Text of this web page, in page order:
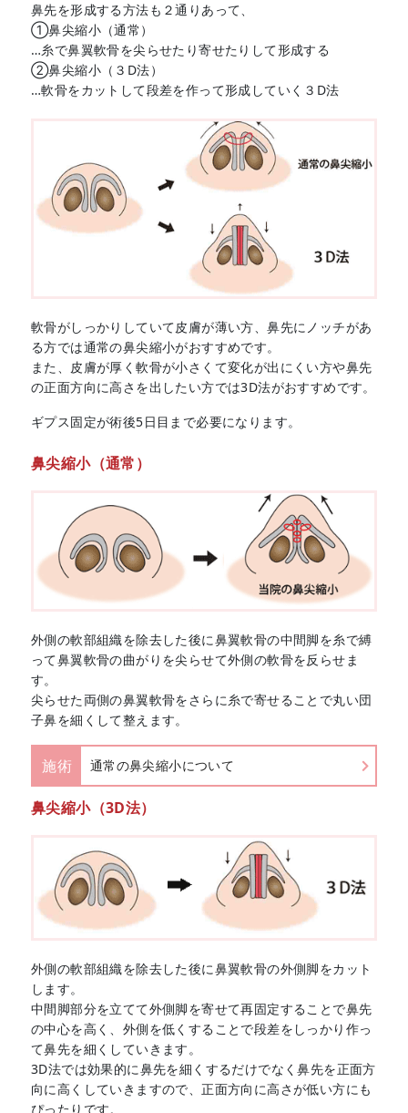
鼻先を形成する方法も２通りあって、
①鼻尖縮小（通常）
…糸で鼻翼軟骨を尖らせたり寄せたりして形成する
②鼻尖縮小（３D法）
…軟骨をカットして段差を作って形成していく３D法
軟骨がしっかりしていて皮膚が薄い方、鼻先にノッチがあ
る方では通常の鼻尖縮小がおすすめです。
また、皮膚が厚く軟骨が小さくて変化が出にくい方や鼻先
の正面方向に高さを出したい方では3D法がおすすめです。
ギプス固定が術後5日目まで必要になります。
鼻尖縮小（通常）
外側の軟部組織を除去した後に鼻翼軟骨の中間脚を糸で縛
って鼻翼軟骨の曲がりを尖らせて外側の軟骨を反らせま
す。
尖らせた両側の鼻翼軟骨をさらに糸で寄せることで丸い団
子鼻を細くして整えます。
施術 通常の鼻尖縮小について
鼻尖縮小（3D法）
外側の軟部組織を除去した後に鼻翼軟骨の外側脚をカット
します。
中間脚部分を立てて外側脚を寄せて再固定することで鼻先
の中心を高く、外側を低くすることで段差をしっかり作っ
て鼻先を細くしていきます。
3D法では効果的に鼻先を細くするだけでなく鼻先を正面方
向に高くしていきますので、正面方向に高さが低い方にも
ぴったりです。